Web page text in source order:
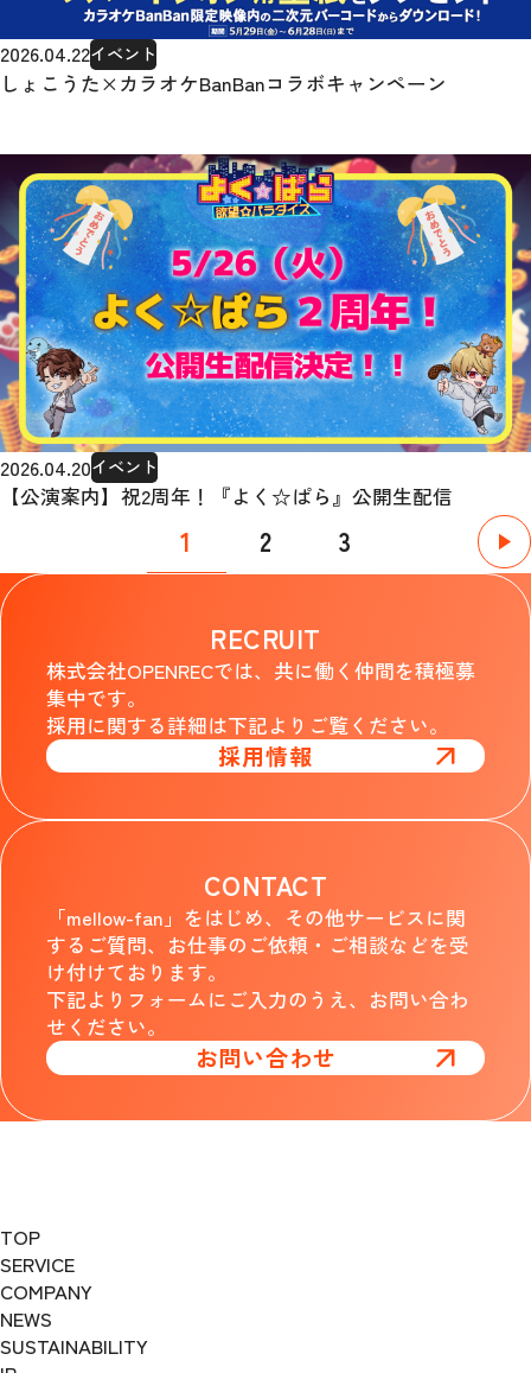
2026.04.22イベント
しょこうた×カラオケBanBanコラボキャンペーン
2026.04.20イベント
【公演案内】祝2周年！『よく☆ぱら』公開生配信
1 2 3
RECRUIT
株式会社OPENRECでは、共に働く仲間を積極募
集中です。
採用に関する詳細は下記よりご覧ください。
採用情報
CONTACT
「mellow-fan」をはじめ、その他サービスに関
するご質問、お仕事のご依頼・ご相談などを受
け付けております。
下記よりフォームにご入力のうえ、お問い合わ
せください。
お問い合わせ
TOP
SERVICE
COMPANY
NEWS
SUSTAINABILITY